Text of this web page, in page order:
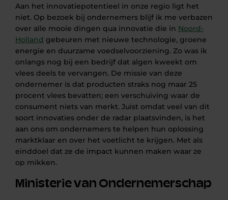
Aan het innovatiepotentieel in onze regio ligt het
niet. Op bezoek bij ondernemers blijf ik me verbazen
over alle mooie dingen qua innovatie die in Noord-
Holland gebeuren met nieuwe technologie, groene
energie en duurzame voedselvoorziening. Zo was ik
onlangs nog bij een bedrijf dat algen kweekt om
vlees deels te vervangen. De missie van deze
ondernemer is dat producten straks nog maar 25
procent vlees bevatten; een verschuiving waar de
consument niets van merkt. Juist omdat veel van dit
soort innovaties onder de radar plaatsvinden, is het
aan ons om ondernemers te helpen hun oplossing
marktklaar en over het voetlicht te krijgen. Met als
einddoel dat ze de impact kunnen maken waar ze
op mikken.
Ministerie van Ondernemerschap